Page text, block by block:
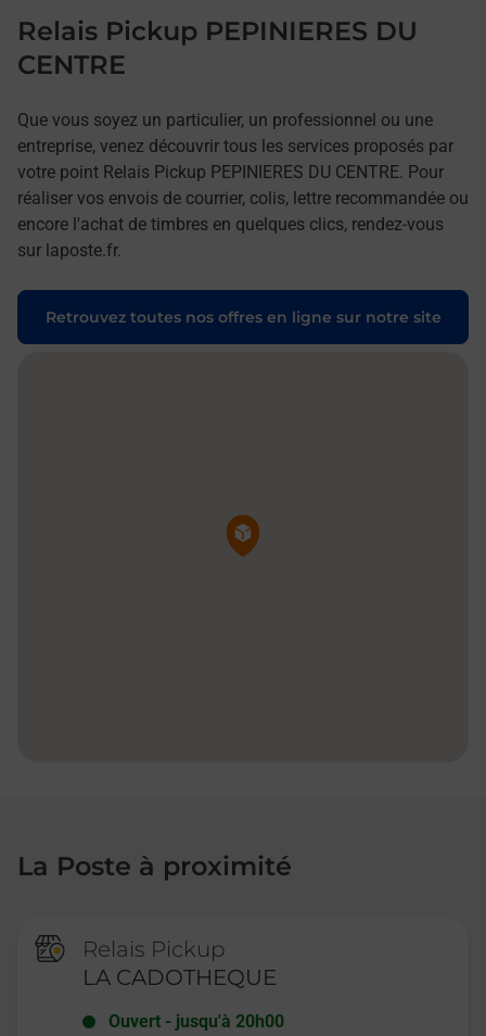
Relais Pickup PEPINIERES DU
CENTRE
Que vous soyez un particulier, un professionnel ou une
entreprise, venez découvrir tous les services proposés par
votre point Relais Pickup PEPINIERES DU CENTRE. Pour
réaliser vos envois de courrier, colis, lettre recommandée ou
encore l'achat de timbres en quelques clics, rendez-vous
sur laposte.fr.
Retrouvez toutes nos offres en ligne sur notre site
Pin de la carte
La Poste à proximité
Relais Pickup
LA CADOTHEQUE
Ouvert - jusqu'à 20h00